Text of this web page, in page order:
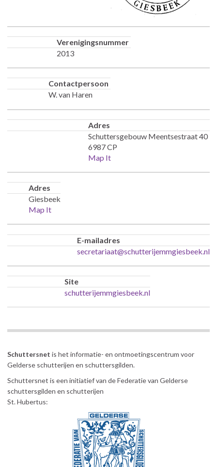
Verenigingsnummer
2013
Contactpersoon
W. van Haren
Adres
Schuttersgebouw Meentsestraat 40
6987 CP
Map It
Adres
Giesbeek
Map It
E-mailadres
secretariaat@schutterijemmgiesbeek.nl
Site
schutterijemmgiesbeek.nl
Schuttersnet is het informatie- en ontmoetingscentrum voor
Gelderse schutterijen en schuttersgilden.
Schuttersnet is een initiatief van de Federatie van Gelderse
schuttersgilden en schutterijen
St. Hubertus: